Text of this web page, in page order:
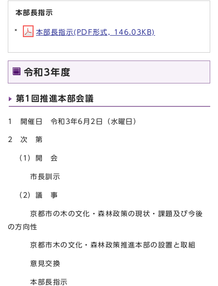
本部長指示
本部長指示(PDF形式, 146.03KB)
令和3年度
第1回推進本部会議
1 開催日 令和3年6月2日（水曜日）
2 次 第
（1）開 会
市長訓示
（2）議 事
京都市の木の文化・森林政策の現状・課題及び今後
の方向性
京都市木の文化・森林政策推進本部の設置と取組
意見交換
本部長指示